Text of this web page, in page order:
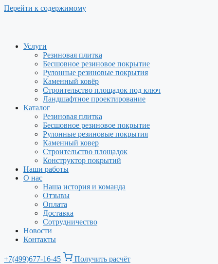
Перейти к содержимому
Услуги
Резиновая плитка
Бесшовное резиновое покрытие
Рулонные резиновые покрытия
Каменный ковёр
Строительство площадок под ключ
Ландшафтное проектирование
Каталог
Резиновая плитка
Бесшовное резиновое покрытие
Рулонные резиновые покрытия
Каменный ковер
Строительство площадок
Конструктор покрытий
Наши работы
О нас
Наша история и команда
Отзывы
Оплата
Доставка
Сотрудничество
Новости
Контакты
+7(499)677-16-45 Получить расчёт